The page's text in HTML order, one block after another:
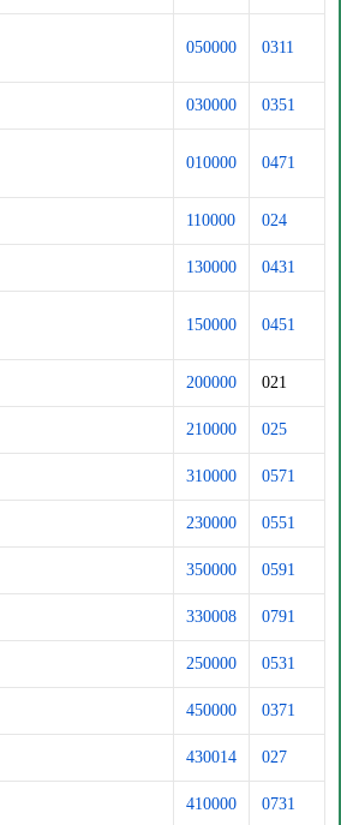
050000 0311
030000 0351
010000 0471
110000 024
130000 0431
150000 0451
200000 021
210000 025
310000 0571
230000 0551
350000 0591
330008 0791
250000 0531
450000 0371
430014 027
410000 0731